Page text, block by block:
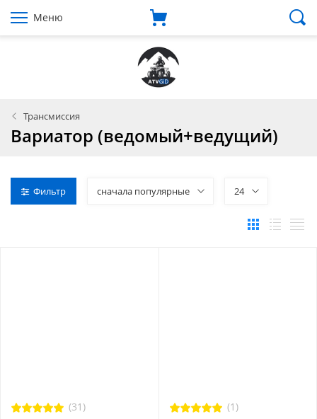
Меню
Трансмиссия
Вариатор (ведомый+ведущий)
Фильтр сначала популярные 24
(31) (1)